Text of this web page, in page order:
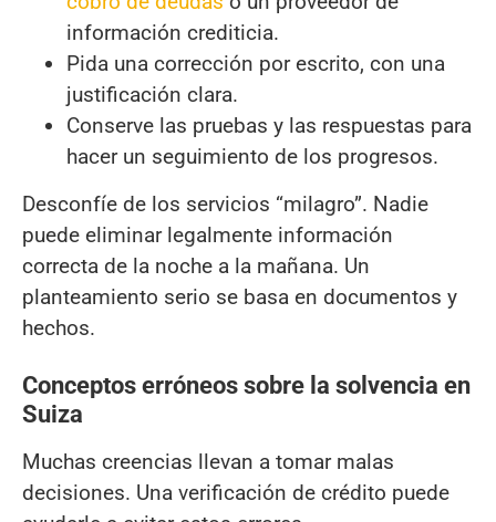
información crediticia.
Pida una corrección por escrito, con una
justificación clara.
Conserve las pruebas y las respuestas para
hacer un seguimiento de los progresos.
Desconfíe de los servicios “milagro”. Nadie
puede eliminar legalmente información
correcta de la noche a la mañana. Un
planteamiento serio se basa en documentos y
hechos.
Conceptos erróneos sobre la solvencia en
Suiza
Muchas creencias llevan a tomar malas
decisiones. Una verificación de crédito puede